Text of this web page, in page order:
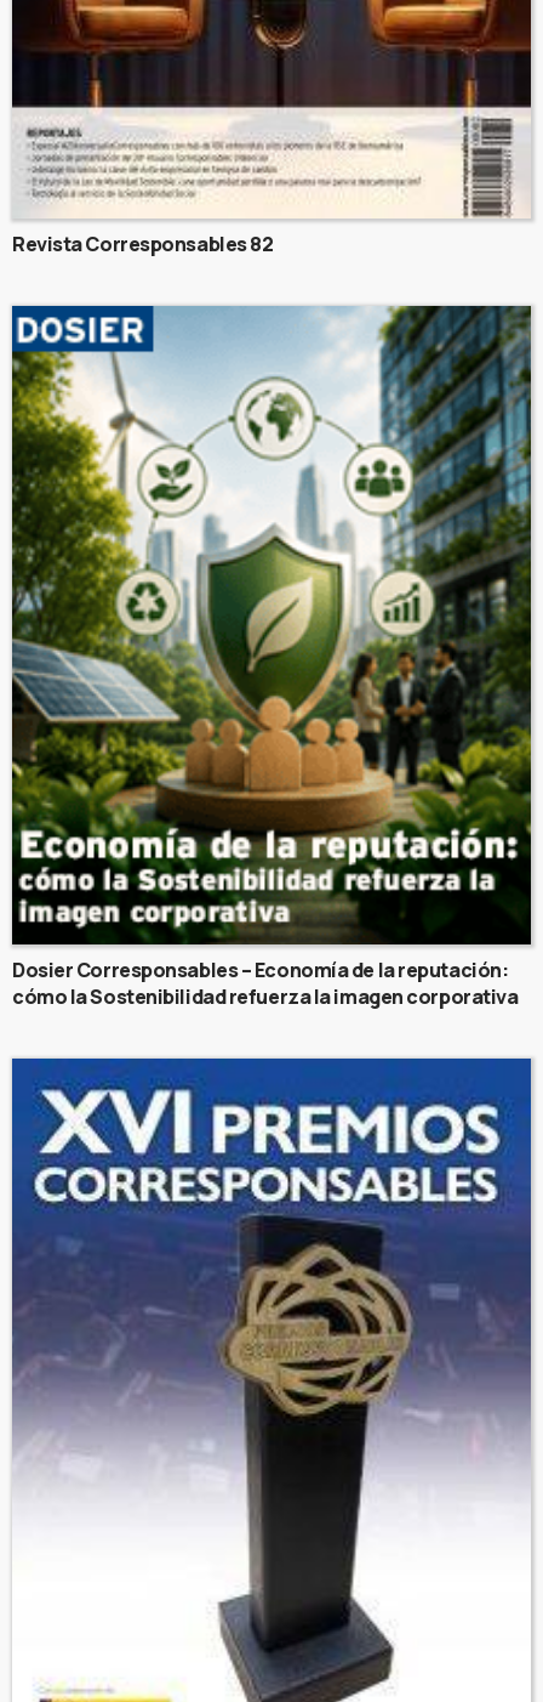
Revista Corresponsables 82
Dosier Corresponsables – Economía de la reputación:
cómo la Sostenibilidad refuerza la imagen corporativa